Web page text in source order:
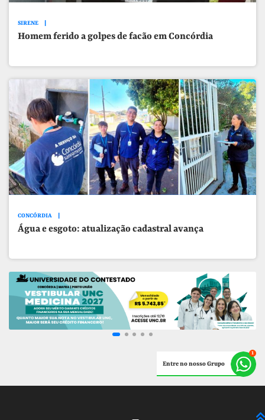
SIRENE
Homem ferido a golpes de facão em Concórdia
CONCÓRDIA
Água e esgoto: atualização cadastral avança
Entre no nosso Grupo